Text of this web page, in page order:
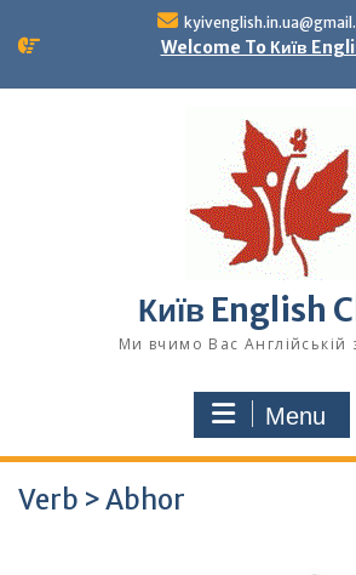
Welcome To Київ
Київ English
Ми вчимо Вас Англійській
Menu
Verb > Abhor